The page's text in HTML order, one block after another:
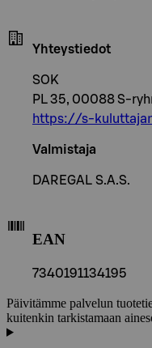
Yhteystiedot
SOK
PL 35, 00088 S-
https://s-
Valmistaja
DAREGAL S.A.S.
EAN
7340191134195
Päivitämme palvelun
kuitenkin tarkistamaan